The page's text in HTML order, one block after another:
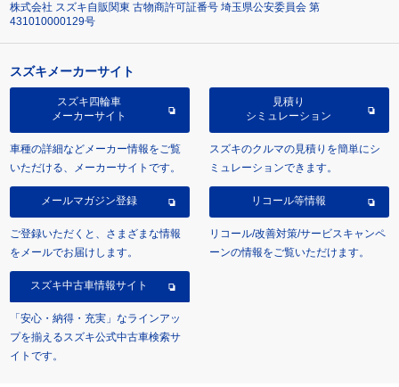
株式会社 スズキ自販関東 古物商許可証番号 埼玉県公安委員会 第
431010000129号
スズキメーカーサイト
スズキ四輪車
メーカーサイト
車種の詳細などメーカー情報をご覧
いただける、メーカーサイトです。
見積り
シミュレーション
スズキのクルマの見積りを簡単にシ
ミュレーションできます。
メールマガジン登録
ご登録いただくと、さまざまな情報
をメールでお届けします。
リコール等情報
リコール/改善対策/サービスキャンペ
ーンの情報をご覧いただけます。
スズキ中古車情報サイト
「安心・納得・充実」なラインアッ
プを揃えるスズキ公式中古車検索サ
イトです。